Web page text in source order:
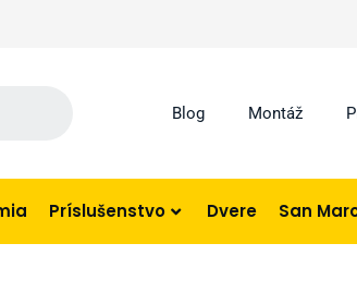
Blog Montáž
Príslušenstvo Dvere San